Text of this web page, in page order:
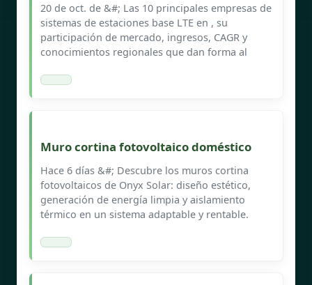
20 de oct. de &#; Las 10 principales empresas de
sistemas de estaciones base LTE en , su
participación de mercado, ingresos, CAGR y
conocimientos regionales que dan forma al
Muro cortina fotovoltaico doméstico
Hace 6 días &#; Descubre los muros cortina
fotovoltaicos de Onyx Solar: diseño estético,
generación de energía limpia y aislamiento
térmico en un sistema adaptable y rentable.